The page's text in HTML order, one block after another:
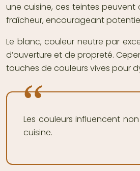
une cuisine, ces teintes
fraîcheur, encourageant
Le blanc, couleur neutre par
d’ouverture et de propreté.
touches de couleurs vives pour
Les couleurs influencent
cuisine.